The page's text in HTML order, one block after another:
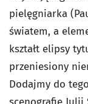
pielęgniarka
światem, a
kształt elipsy
przeniesiony
Dodajmy do